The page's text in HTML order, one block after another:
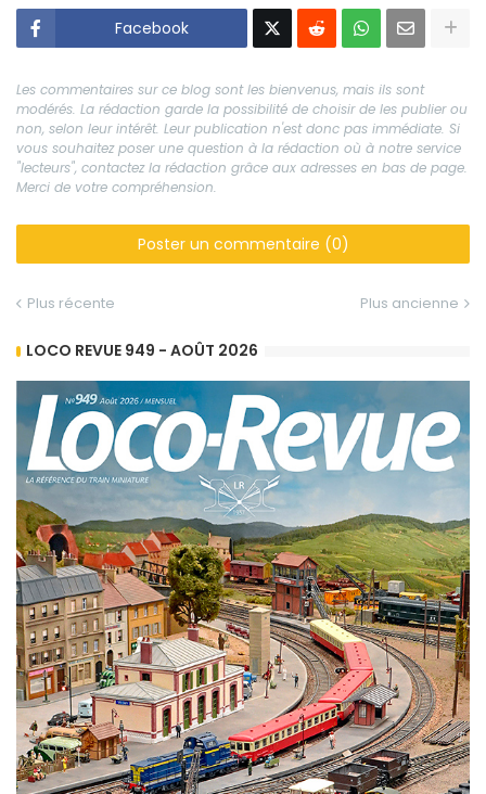
Facebook
Les commentaires sur ce blog sont les bienvenus, mais ils sont
modérés. La rédaction garde la possibilité de choisir de les publier ou
non, selon leur intérêt. Leur publication n'est donc pas immédiate. Si
vous souhaitez poser une question à la rédaction où à notre service
"lecteurs", contactez la rédaction grâce aux adresses en bas de page.
Merci de votre compréhension.
Poster un commentaire (0)
Plus récente Plus ancienne
LOCO REVUE 949 - AOÛT 2026